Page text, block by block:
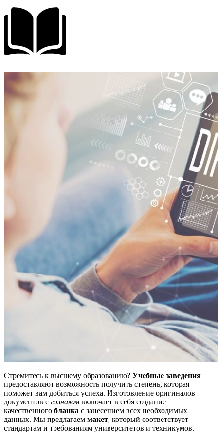
Стремитесь к высшему образованию? Учебные заведения
предоставляют возможность получить степень, которая
поможет вам добиться успеха. Изготовление оригиналов
документов с гознаком включает в себя создание
качественного бланка с занесением всех необходимых
данных. Мы предлагаем макет, который соответствует
стандартам и требованиям университетов и техникумов.